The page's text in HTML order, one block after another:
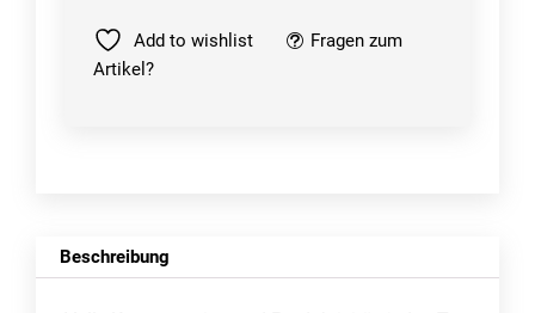
Add to wishlist
Fragen zum
Artikel?
Beschreibung